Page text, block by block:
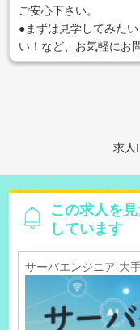
ご安心下さい。
●まずは見学してみた
い！など、お気軽にお
求人
この求人を
しています
サーバエンジニア 大